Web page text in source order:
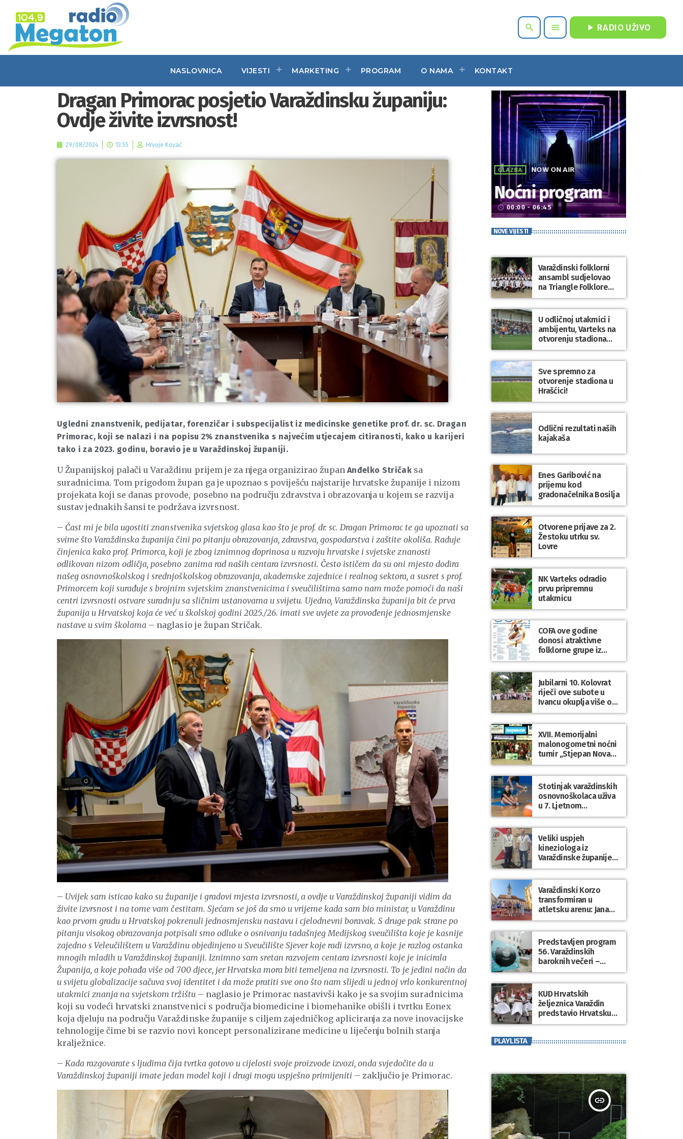
NASLOVNICA VIJESTI MARKETING PROGRAM O NAMA KONTAKT
search menu play_arrow RADIO UŽIVO
Dragan Primorac posjetio Varaždinsku županiju:
Ovdje živite izvrsnost!
29/08/2024 13:55 Hrvoje Kovač
Ugledni znanstvenik, pedijatar, forenzičar i subspecijalist iz medicinske genetike prof. dr. sc. Dragan
Primorac, koji se nalazi i na popisu 2% znanstvenika s najvećim utjecajem citiranosti, kako u karijeri
tako i za 2023. godinu, boravio je u Varaždinskoj županiji.
U Županijskoj palači u Varaždinu prijem je za njega organizirao županAnđelko Stričaksa
suradnicima. Tom prigodom župan ga je upoznao s poviješću najstarije hrvatske županije i nizom
projekata koji se danas provode, posebno na području zdravstva i obrazovanja u kojem se razvija
sustav jednakih šansi te podržava izvrsnost.
– Čast mi je bila ugostiti znanstvenika svjetskog glasa kao što je prof. dr. sc. Dragan Primorac te ga upoznati sa
svime što Varaždinska županija čini po pitanju obrazovanja, zdravstva, gospodarstva i zaštite okoliša. Raduje
činjenica kako prof. Primorca, koji je zbog iznimnog doprinosa u razvoju hrvatske i svjetske znanosti
odlikovan nizom odličja, posebno zanima rad naših centara izvrsnosti. Često ističem da su oni mjesto dodira
našeg osnovnoškolskog i srednjoškolskog obrazovanja, akademske zajednice i realnog sektora, a susret s prof.
Primorcem koji surađuje s brojnim svjetskim znanstvenicima i sveučilištima samo nam može pomoći da naši
centri izvrsnosti ostvare suradnju sa sličnim ustanovama u svijetu. Ujedno, Varaždinska županija bit će prva
županija u Hrvatskoj koja će već u školskoj godini 2025./26. imati sve uvjete za provođenje jednosmjenske
nastave u svim školama – naglasio je župan Stričak.
– Uvijek sam isticao kako su županije i gradovi mjesta izvrsnosti, a ovdje u Varaždinskoj županiji vidim da
živite izvrsnost i na tome vam čestitam. Sjećam se još da smo u vrijeme kada sam bio ministar, u Varaždinu
kao prvom gradu u Hrvatskoj pokrenuli jednosmjensku nastavu i cjelodnevni boravak. S druge pak strane po
pitanju visokog obrazovanja potpisali smo odluke o osnivanju tadašnjeg Medijskog sveučilišta koje je kasnije
zajedno s Veleučilištem u Varaždinu objedinjeno u Sveučilište Sjever koje radi izvrsno, a koje je razlog ostanka
mnogih mladih u Varaždinskoj županiji. Iznimno sam sretan razvojem centara izvrsnosti koje je inicirala
Županija, a koje pohađa više od 700 djece, jer Hrvatska mora biti temeljena na izvrsnosti. To je jedini način da
u svijetu globalizacije sačuva svoj identitet i da može pratiti sve ono što nam slijedi u jednoj vrlo konkurentnoj
utakmici znanja na svjetskom tržištu– naglasio je Primorac nastavivši kako je sa svojim suradnicima
koji su vodeći hrvatski znanstvenici s područja biomedicine i biomehanike obišli i tvrtku Eonex
koja djeluju na području Varaždinske županije s ciljem zajedničkog apliciranja za nove inovacijske
tehnologije čime bi se razvio novi koncept personalizirane medicine u liječenju bolnih stanja
kralježnice.
–Kada razgovarate s ljudima čija tvrtka gotovo u cijelosti svoje proizvode izvozi, onda svjedočite da u
Varaždinskoj županiji imate jedan model koji i drugi mogu uspješno primijeniti – zaključio je Primorac.
GLAZBA NOW ON AIR
Noćni program
access_time 00:00 - 06:45
NOVE VIJESTI
Varaždinski folklorni
ansambl sudjelovao
na Triangle Folklore
Festivalu u Danskoj
U odličnoj utakmici i
ambijentu, Varteks na
otvorenju stadiona
odigrao 1:1 s
Mariborom
Sve spremno za
otvorenje stadiona u
Hrašćici!
Odlični rezultati naših
kajakaša
Enes Garibović na
prijemu kod
gradonačelnika Bosilja
Otvorene prijave za 2.
Žestoku utrku sv.
Lovre
NK Varteks odradio
prvu pripremnu
utakmicu
COFA ove godine
donosi atraktivne
folklorne grupe iz
Poljske, Škotske, Litve
i Uskršnjih otoka
Jubilarni 10. Kolovrat
riječi ove subote u
Ivancu okuplja više od
50 pjesnika
XVII. Memorijalni
malonogometni noćni
turnir „Stjepan Novak“
okupio brojne ekipe i
posjetitelje u Grani
Stotinjak varaždinskih
osnovnoškolaca uživa
u 7. Ljetnom
sportskom višeboju
Veliki uspjeh
kineziologa iz
Varaždinske županije
na 34. međunarodnoj
ljetnoj školi
kineziologa u Poreču
Varaždinski Korzo
transformiran u
atletsku arenu: Jana
Koščak i Klemen
Modrijančić pobjednici
atletskog spektakla
“Korzo Jump 2026”
Predstavljen program
56. Varaždinskih
baroknih večeri –
zemlja partner
Kraljevina Belgija
KUD Hrvatskih
željeznica Varaždin
predstavio Hrvatsku
na međunarodnom
SAD-u
PLAYLISTA
insert_link